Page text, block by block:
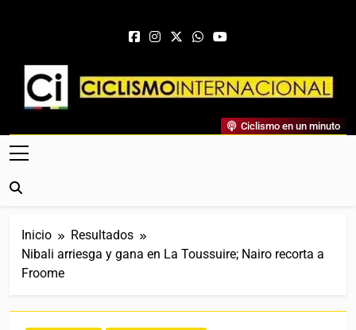
Ciclismo Internacional
Web Dedicada Al Ciclismo Mundial. Entrevistas, Análisis,
Crónicas, Previas Y Más. La Web Ciclista De Referencia.
Ciclismo en un minuto
Inicio
Resultados
Nibali arriesga y gana en La Toussuire; Nairo recorta a
Froome